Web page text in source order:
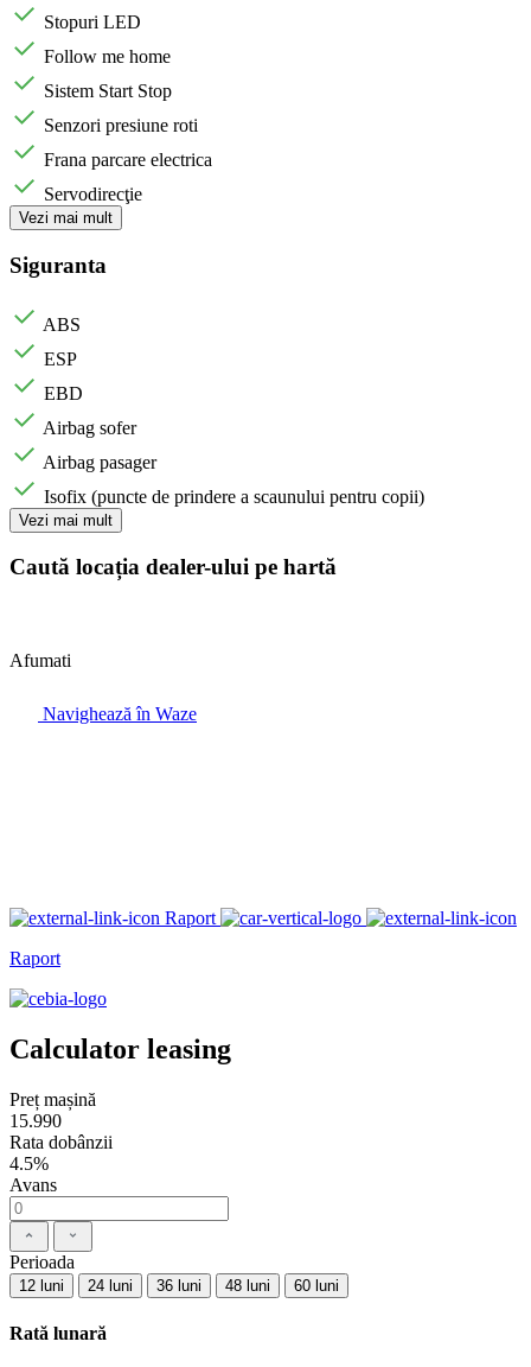
Stopuri LED
Follow me home
Sistem Start Stop
Senzori presiune roti
Frana parcare electrica
Servodirecţie
Vezi mai mult
Siguranta
ABS
ESP
EBD
Airbag sofer
Airbag pasager
Isofix (puncte de prindere a scaunului pentru copii)
Vezi mai mult
Caută locația dealer-ului pe hartă
Afumati
Navighează în Waze
Raport
Raport
Calculator leasing
Preț mașină
15.990
Rata dobânzii
4.5%
Avans
Perioada
12 luni 24 luni 36 luni 48 luni 60 luni
Rată lunară